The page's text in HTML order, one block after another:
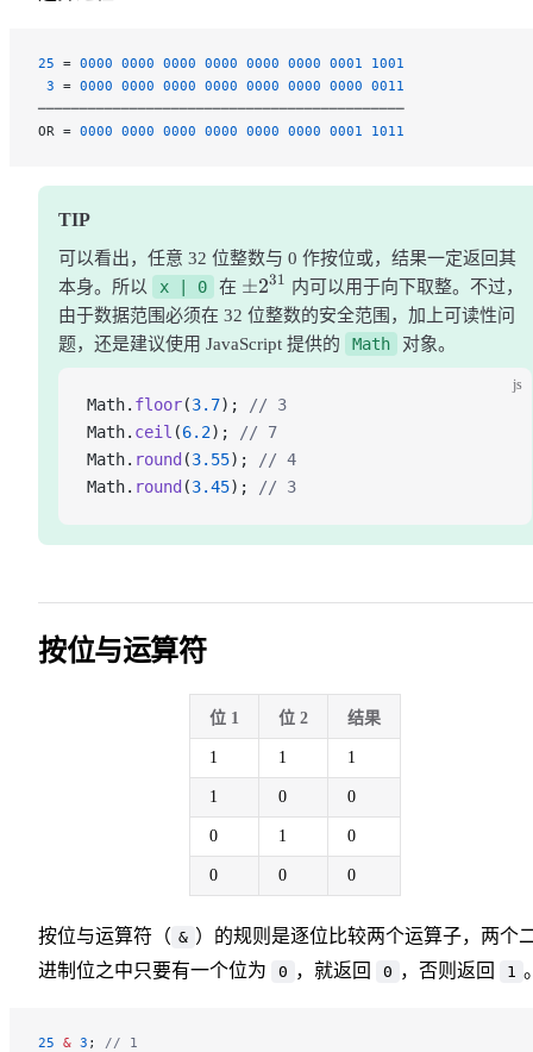
25 = 0000 0000 0000 0000 0000 0000 0001
1001
3 = 0000 0000 0000 0000 0000 0000 0000 0011
────────────────────────────────────────────
OR = 0000 0000 0000 0000 0000 0000 0001 1011
TIP
可以看出，任意 32 位整数与 0 作按位或，结果一定返回其
本身。所以
x | 0 在 ±231 内可以用于向下取整。不过，
由于数据范围必须在 32 位整数的安全范围，加上可读性问
题，还是建议使用 JavaScript 提供的
Math 对象。
js
Math. floor(3.7);
// 3
Math. ceil (6.2);
// 7
Math. round (3.55);
// 4
Math. round (3.45); // 3
按位与运算符
位 1 位 2 结果
1 1 1
1 0 0
0 1 0
0 0 0
按位与运算符（ & ）的规则是逐位比较两个运算子，两个
进制位之中只要有一个位为
0 ，就返回 0 ，否则返回 1
25 & 3 ; // 1